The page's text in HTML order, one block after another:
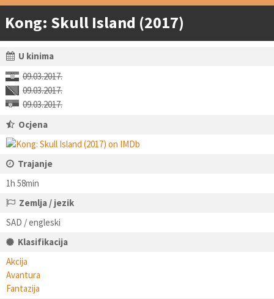
Kong: Skull Island (2017)
U kinima
09.03.2017.
09.03.2017.
09.03.2017.
Ocjena
Trajanje
1h 58min
Zemlja / jezik
SAD / engleski
Klasifikacija
Akcija
Avantura
Fantazija